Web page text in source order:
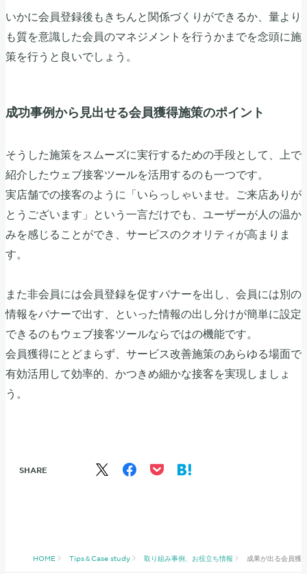
いかに会員登録後もきちんと関係づくりができるか、量より
も質を意識した会員のマネジメントを行うかまでを念頭に施
策を行うと良いでしょう。
成功事例から見出せる会員獲得施策のポイント
そうした施策をスムーズに実行するための手段として、上で
紹介したウェブ接客ツールを活用するのも一つです。
実店舗での接客のように「いらっしゃいませ。ご来店ありが
とうございます」という一言だけでも、ユーザーが人の温か
みを感じることができ、サービスのクオリティが高まりま
す。
また非会員には会員登録を促すバナーを出し、会員には別の
情報をバナーで出す、といった情報の出し分けが簡単に設定
できるのもウェブ接客ツールならではの機能です。
会員獲得にとどまらず、サービス改善施策のあらゆる場面で
有効活用して効率的、かつきめ細かな接客を実現しましょ
う。
SHARE
HOME Tips＆Case study 取り組み事例、お役立ち情報 成果が出る会員獲